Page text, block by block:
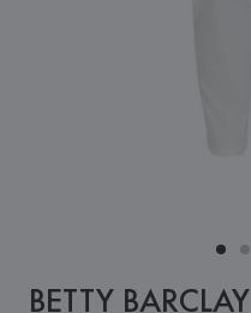
BETTY BARCLAY